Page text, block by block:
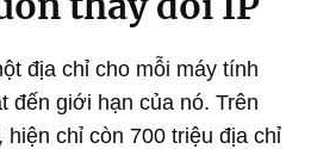
địa chỉ cho mỗi máy tính
đến giới hạn của nó. Trên
hiện chỉ còn 700 triệu địa chỉ